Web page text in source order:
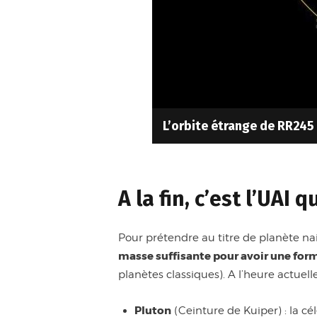
L’orbite étrange de RR245
A la fin, c’est l’UAI
Pour prétendre au titre de planète
masse suffisante pour avoir une
planètes classiques). A l’heure
Pluton(Ceinture de Kuiper) : la